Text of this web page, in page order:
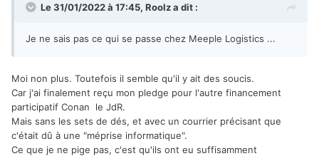
Le 31/01/2022 à 17:45, Roolza dit :
Je ne sais pas ce qui se passe chez Meeple Logistics ...
Moi non plus. Toutefois il semble qu'il y ait des soucis.
Car j'ai finalement reçu mon pledge pour l'autre financement
participatif Conan le JdR.
Mais sans les sets de dés, et avec un courrier précisant que
c'était dû à une "méprise informatique".
Ce que je ne pige pas, c'est qu'ils ont eu suffisamment